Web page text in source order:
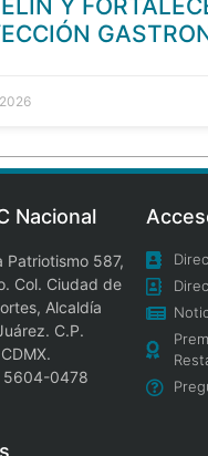
Y
Nacional
Patriotismo 587,
Col. Ciudad de
Alcaldía
C.P.
5604-0478